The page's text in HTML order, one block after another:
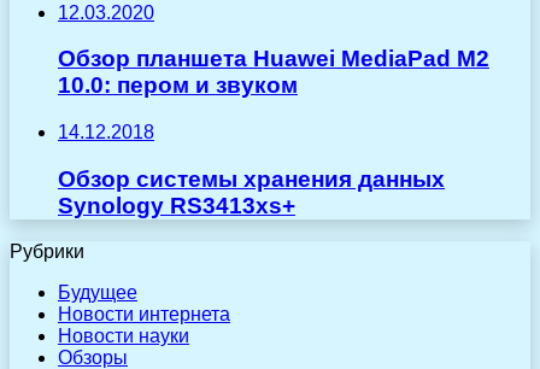
12.03.2020
Обзор планшета Huawei MediaPad M2
10.0: пером и звуком
14.12.2018
Обзор системы хранения данных
Synology RS3413xs+
Рубрики
Будущее
Новости интернета
Новости науки
Обзоры